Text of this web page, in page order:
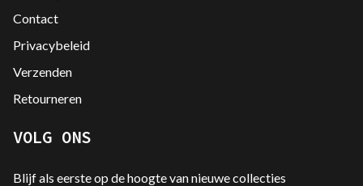
Contact
Privacybeleid
Verzenden
Retourneren
VOLG ONS
Blijf als eerste op de hoogte van nieuwe collecties